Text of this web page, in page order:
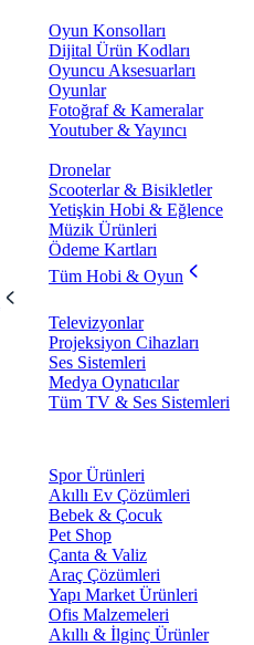
Oyun Konsolları
Dijital Ürün Kodları
Oyuncu Aksesuarları
Oyunlar
Fotoğraf & Kameralar
Youtuber & Yayıncı
Dronelar
Scooterlar & Bisikletler
Yetişkin Hobi & Eğlence
Müzik Ürünleri
Ödeme Kartları
Tüm Hobi & Oyun
Televizyonlar
Projeksiyon Cihazları
Ses Sistemleri
Medya Oynatıcılar
Tüm TV & Ses Sistemleri
Spor Ürünleri
Akıllı Ev Çözümleri
Bebek & Çocuk
Pet Shop
Çanta & Valiz
Araç Çözümleri
Yapı Market Ürünleri
Ofis Malzemeleri
Akıllı & İlginç Ürünler